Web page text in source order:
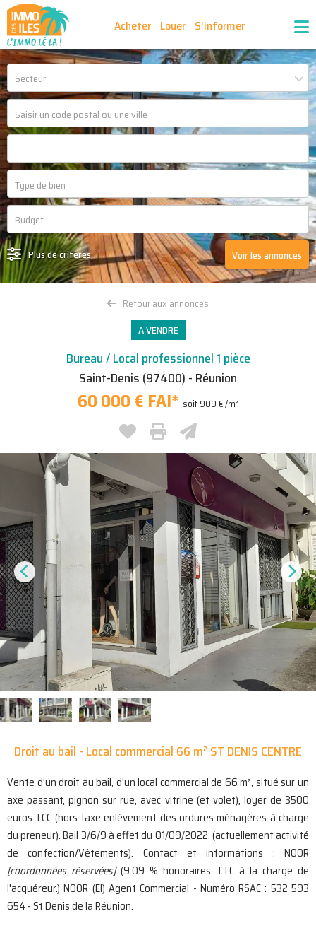
Acheter Louer S'informer
Nos outils Ma sélection d'annonces
Recrutement Partenaires
Secteur
Plus de critères Voir les annonces
Retour aux annonces
A VENDRE
Bureau / Local professionnel 1 pièce
Saint-Denis (97400) - Réunion
60 000 € FAI* soit 909 € /m²
Droit au bail - Local commercial 66 m² ST DENIS CENTRE
Vente d'un droit au bail, d'un local commercial de 66 m², situé sur un
axe passant, pignon sur rue, avec vitrine (et volet), loyer de 3500
euros TCC (hors taxe enlèvement des ordures ménagères à charge
du preneur). Bail 3/6/9 à effet du 01/09/2022. (actuellement activité
de confection/Vêtements). Contact et informations : NOOR
[coordonnées réservées](9.09 % honoraires TTC à la charge de
l'acquéreur.) NOOR (EI) Agent Commercial - Numéro RSAC : 532 593
654 - St Denis de la Réunion.